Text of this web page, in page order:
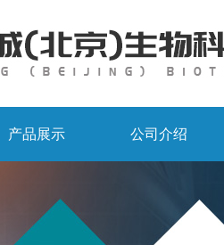
产品展示 公司介绍